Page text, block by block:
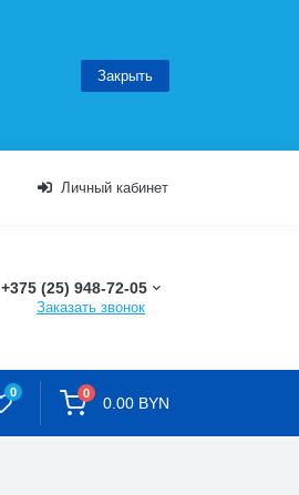
Закрыть
Личный кабинет
+375 (25) 948-72-05
Заказать звонок
0 0
0.00 BYN